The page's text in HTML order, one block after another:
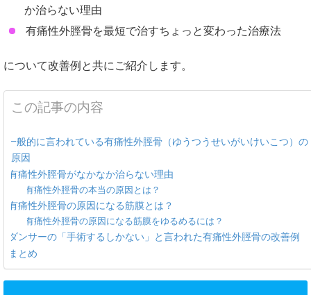
か治らない理由
有痛性外脛骨を最短で治すちょっと変わった治療法
について改善例と共にご紹介します。
この記事の内容
一般的に言われている有痛性外脛骨（ゆうつうせいがいけいこつ）の
原因
有痛性外脛骨がなかなか治らない理由
有痛性外脛骨の本当の原因とは？
有痛性外脛骨の原因になる筋膜とは？
有痛性外脛骨の原因になる筋膜をゆるめるには？
ダンサーの「手術するしかない」と言われた有痛性外脛骨の改善例
まとめ